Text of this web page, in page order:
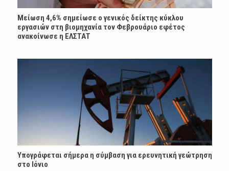
Μείωση 4,6% σημείωσε ο γενικός δείκτης κύκλου
εργασιών στη βιομηχανία τον Φεβρουάριο εφέτος
ανακοίνωσε η ΕΛΣΤΑΤ
Υπογράφεται σήμερα η σύμβαση για ερευνητική γεώτρηση
στο Ιόνιο